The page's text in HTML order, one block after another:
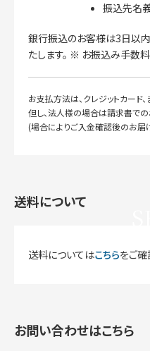
振込先名
銀行振込のお客様は3日以
たします。 ※ お振込み手数
お支払方法は、クレジットカード
但し、法人様の場合は請求書での
(場合によりご入金確認後のお届
送料について
送料についてはこちらをご確
お問い合わせはこちら